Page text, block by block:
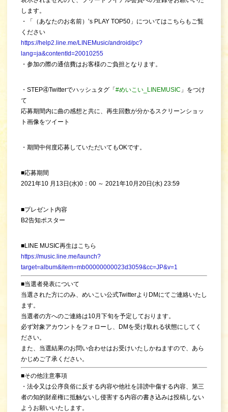
します。
・「（あなたのお名前）’s PLAY TOP50」についてはこちらもご覧
ください
https://help2.line.me/LINEMusic/android/pc?
lang=ja&contentId=20010255
・参加の際の通信費はお客様のご負担となります。
・STEP④Twitterでハッシュタグ「#めいこい_LINEMUSIC 」をつけ
て
応募期間内に曲の感想と共に、再生回数が分かるスクリーンショッ
ト画像をツイート
・期間中何度応募していただいてもOKです。
■応募期間
2021年10 月13日(水)0：00 ～ 2021年10月20日(水) 23:59
■プレゼント内容
B2告知ポスター
■LINE MUSIC再生はこちら
https://music.line.me/launch?
target=album&item=mb00000000023d3059&cc=JP&v=1
■当選者発表について
当選された方にのみ、めいこい公式TwitterよりDMにてご連絡いたし
ます。
当選者の方へのご連絡は10月下旬を予定しております。
必ず対象アカウントをフォローし、DMを受け取れる状態にしてく
ださい。
また、当選結果のお問い合わせはお受けいたしかねますので、あら
かじめご了承ください。
■その他注意事項
・法令又は公序良俗に反する内容や他社を誹謗中傷する内容、第三
者の知的財産権に抵触ないし侵害する内容の書き込みは投稿しない
ようお願いいたします。